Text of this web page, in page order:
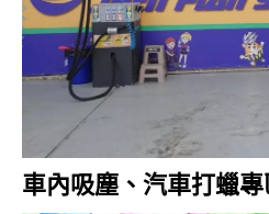
車內吸塵、汽車打蠟專